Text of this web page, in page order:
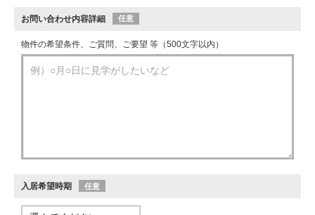
お問い合わせ内容詳細 任意
物件の希望条件、ご質問、ご要望 等（500文字以内）
入居希望時期 任意